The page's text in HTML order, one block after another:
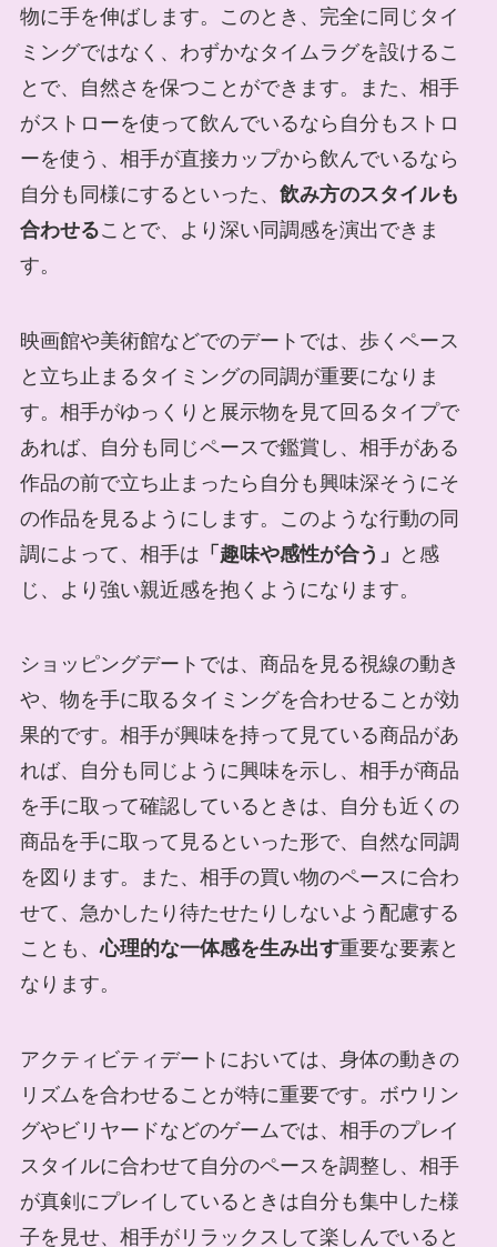
物に手を伸ばします。このとき、完全に同じタイ
ミングではなく、わずかなタイムラグを設けるこ
とで、自然さを保つことができます。また、相手
がストローを使って飲んでいるなら自分もストロ
ーを使う、相手が直接カップから飲んでいるなら
自分も同様にするといった、 飲み方のスタイルも
合わせることで、より深い同調感を演出できま
す。
映画館や美術館などでのデートでは、歩くペース
と立ち止まるタイミングの同調が重要になりま
す。相手がゆっくりと展示物を見て回るタイプで
あれば、自分も同じペースで鑑賞し、相手がある
作品の前で立ち止まったら自分も興味深そうにそ
の作品を見るようにします。このような行動の同
調によって、相手は 「趣味や感性が合う」
と感
じ、より強い親近感を抱くようになります。
ショッピングデートでは、商品を見る視線の動き
や、物を手に取るタイミングを合わせることが効
果的です。相手が興味を持って見ている商品があ
れば、自分も同じように興味を示し、相手が商品
を手に取って確認しているときは、自分も近くの
商品を手に取って見るといった形で、自然な同調
を図ります。また、相手の買い物のペースに合わ
せて、急かしたり待たせたりしないよう配慮する
ことも、心理的な一体感を生み出す重要な要素と
なります。
アクティビティデートにおいては、身体の動きの
リズムを合わせることが特に重要です。ボウリン
グやビリヤードなどのゲームでは、相手のプレイ
スタイルに合わせて自分のペースを調整し、相手
が真剣にプレイしているときは自分も集中した様
子を見せ、相手がリラックスして楽しんでいると